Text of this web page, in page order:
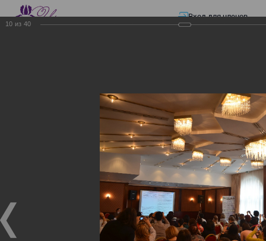
Вход для членов
Презентации—Изменения в трудовом и налоговом
законодательстве: Обязательное медицинское страхование, всеобщее
налоговое декларирование, изменения в налоговом законодательстве
2017 года в части ИПН и СН
Изменения в трудовом и
налоговом
законодательстве:
10 из 40